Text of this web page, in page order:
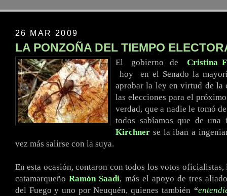
26 MAR 2009
LA PONZOÑA DEL TIEMPO
El gobierno de
Cristina
hoy..
en el Senado la
aprobar la ley en virtud de la
las elecciones para el
verdad, que a nadie le tomó
todos sabíamos que de
Kirchner se la iban a
vez más salirse con la suya.
En esta ocasión, contaron con todos los votos
catamarqueñoRamón Saadi, más el apoyo de tres
del Fuego y uno por Neuquén, quienes también “